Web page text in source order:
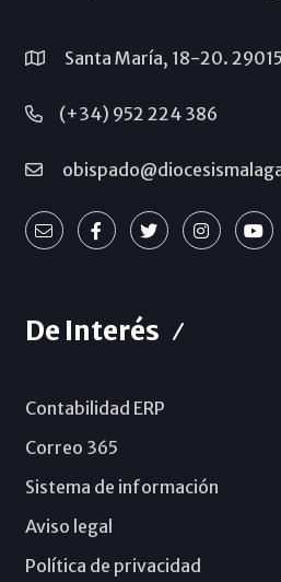
Santa María, 18-20.
(+34) 952 224 386
De Interés
Contabilidad ERP
Correo 365
Sistema de información
Aviso legal
Política de privacidad